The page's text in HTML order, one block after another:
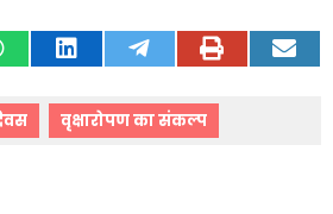
वृक्षारोपण का संकल्प